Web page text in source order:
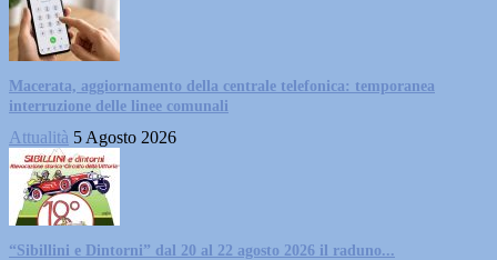
Macerata, aggiornamento della centrale telefonica: temporanea
interruzione delle linee comunali
Attualità 5 Agosto 2026
“Sibillini e Dintorni” dal 20 al 22 agosto 2026 il raduno...